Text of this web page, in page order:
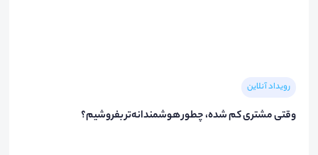
رویداد آنلاین
وقتی مشتری کم شده، چطور هوشمندانه‌تر بفروشیم؟